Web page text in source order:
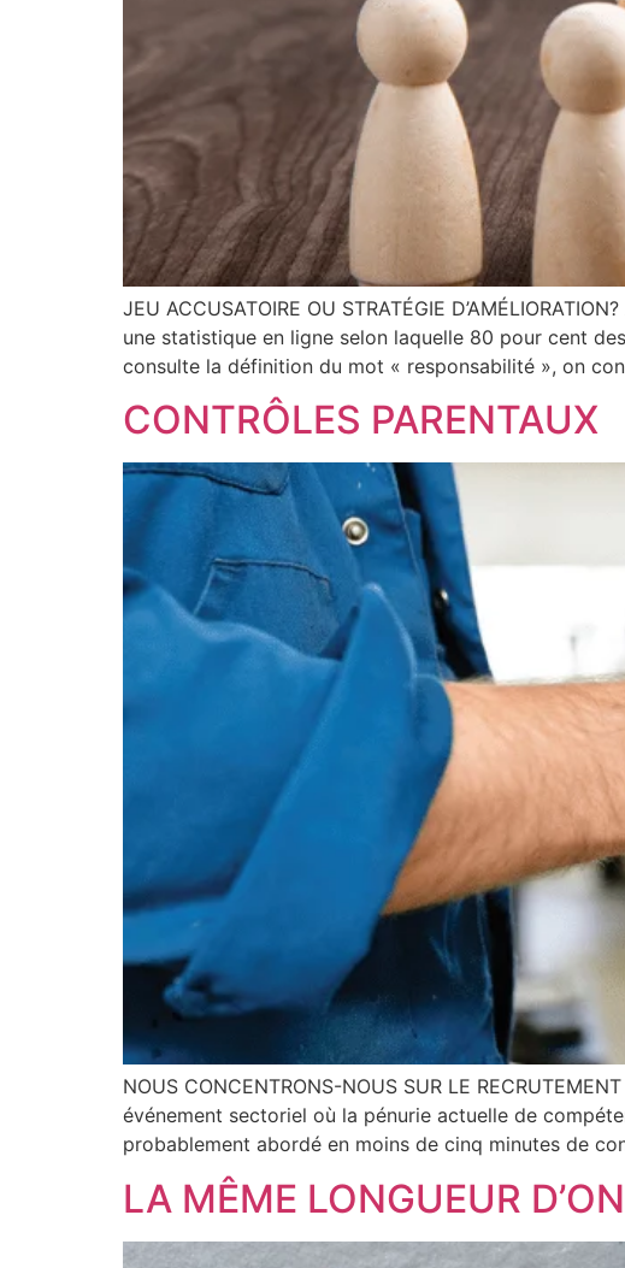
JEU ACCUSATOIRE OU STRATÉGIE
une statistique en ligne selon laquelle 80 pour cent
consulte la définition du mot « responsabilité », on
CONTRÔLES PARENTAUX
NOUS CONCENTRONS-NOUS SUR LE
événement sectoriel où la pénurie actuelle de
probablement abordé en moins de cinq minutes de
LA MÊME LONGUEUR